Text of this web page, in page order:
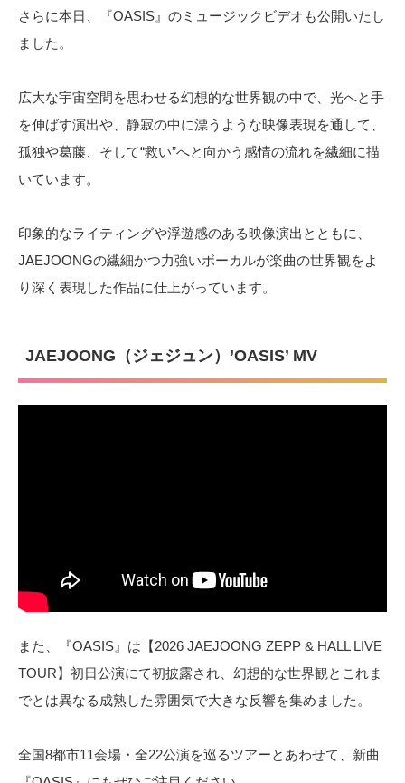
さらに本日、『OASIS』のミュージックビデオも公開いたし
ました。
広大な宇宙空間を思わせる幻想的な世界観の中で、光へと手
を伸ばす演出や、静寂の中に漂うような映像表現を通して、
孤独や葛藤、そして“救い”へと向かう感情の流れを繊細に描
いています。
印象的なライティングや浮遊感のある映像演出とともに、
JAEJOONGの繊細かつ力強いボーカルが楽曲の世界観をよ
り深く表現した作品に仕上がっています。
JAEJOONG（ジェジュン）’OASIS’ MV
また、『OASIS』は【2026 JAEJOONG ZEPP & HALL LIVE
TOUR】初日公演にて初披露され、幻想的な世界観とこれま
でとは異なる成熟した雰囲気で大きな反響を集めました。
全国8都市11会場・全22公演を巡るツアーとあわせて、新曲